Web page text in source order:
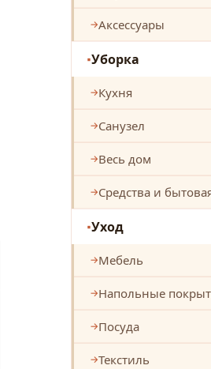
Аксессуары
Уборка
Кухня
Санузел
Весь дом
Средства и
Уход
Мебель
Напольные
Посуда
Текстиль